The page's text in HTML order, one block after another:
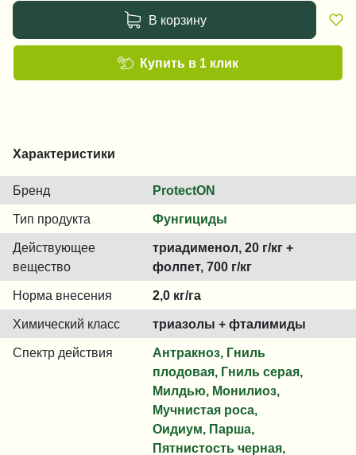
В корзину
Купить в 1 клик
Характеристики
Бренд ProtectON
Тип продукта Фунгициды
Действующее
вещество
триадименол, 20 г/кг +
фолпет, 700 г/кг
Норма внесения 2,0 кг/га
Химический класс триазолы + фталимиды
Спектр действия
Антракноз, Гниль
плодовая, Гниль серая,
Милдью, Монилиоз,
Мучнистая роса,
Оидиум, Парша,
Пятнистость черная,